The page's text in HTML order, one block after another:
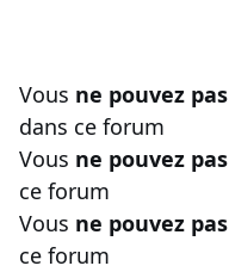
Vous ne pouvez pas
dans ce forum
Vous ne pouvez pas
ce forum
Vous ne pouvez pas
ce forum